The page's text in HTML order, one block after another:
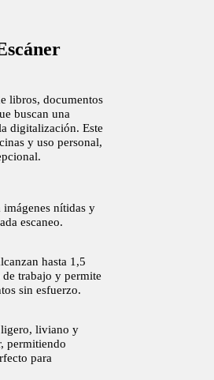
libros, documentos
buscan una
digitalización. Este
y uso personal,
imágenes nítidas y
escaneo.
hasta 1,5
trabajo y permite
sin esfuerzo.
ligero, liviano y
permitiendo
para